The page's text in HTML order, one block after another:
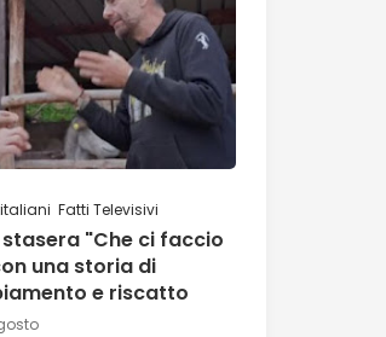
Fatti Televisivi
stasera "Che ci faccio
una storia di
e riscatto